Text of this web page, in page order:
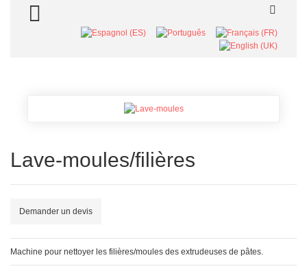
TOGGLE MENU
Lave-moules/filières
Demander un devis
Machine pour nettoyer les filières/moules des extrudeuses de pâtes.